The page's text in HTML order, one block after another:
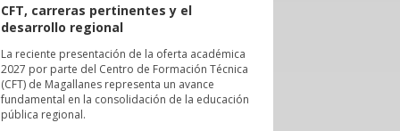
CFT, carreras pertinentes y el
desarrollo regional
La reciente presentación de la oferta académica
2027 por parte del Centro de Formación Técnica
(CFT) de Magallanes representa un avance
fundamental en la consolidación de la educación
pública regional.